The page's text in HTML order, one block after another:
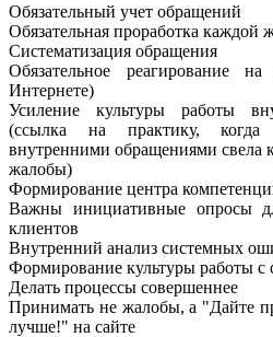
Обязательный учет обращений
Обязательная проработка каждой
Систематизация обращения
Обязательное
Интернете)
Усиление культуры работы
(ссылка на практику, когда
внутренними обращениями
жалобы)
Формирование центра
Важны инициативные опросы
клиентов
Внутренний анализ системных
Формирование культуры работы
Делать процессы совершеннее
Принимать не жалобы, а "Дайте
лучше!" на сайте